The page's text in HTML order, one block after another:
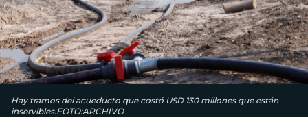
Hay tramos del acueducto que costó USD 130 millones que están
inservibles.FOTO:ARCHIVO